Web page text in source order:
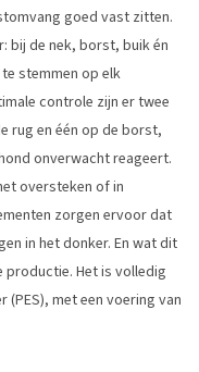
goed vast zitten.
bij de nek, borst, buik én
stemmen op elk
controle zijn er twee
rug en één op de borst,
onverwacht reageert.
oversteken of in
zorgen ervoor dat
in het donker. En wat dit
productie. Het is volledig
met een voering van